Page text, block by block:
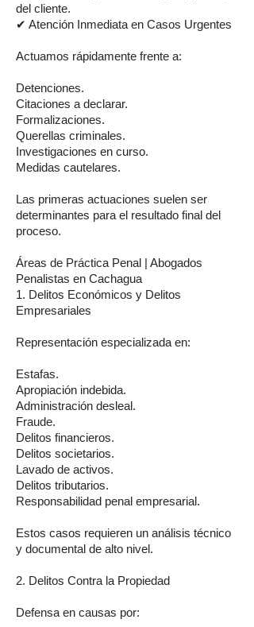
del cliente.
✔ Atención Inmediata en Casos Urgentes
Actuamos rápidamente frente a:
Detenciones.
Citaciones a declarar.
Formalizaciones.
Querellas criminales.
Investigaciones en curso.
Medidas cautelares.
Las primeras actuaciones suelen ser
determinantes para el resultado final del
proceso.
Áreas de Práctica Penal | Abogados
Penalistas en Cachagua
1. Delitos Económicos y Delitos
Empresariales
Representación especializada en:
Estafas.
Apropiación indebida.
Administración desleal.
Fraude.
Delitos financieros.
Delitos societarios.
Lavado de activos.
Delitos tributarios.
Responsabilidad penal empresarial.
Estos casos requieren un análisis técnico
y documental de alto nivel.
2. Delitos Contra la Propiedad
Defensa en causas por: